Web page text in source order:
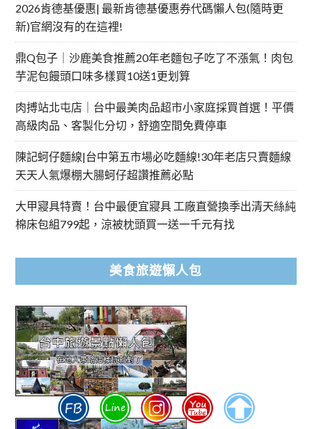
2026肯德基優惠| 最新肯德基優惠券代碼懶人包(隨時更
新)官網沒有的在這裡!
鼎Q包子｜沙鹿美食推薦20年老麵包子吃了不漲氣！肉包
芋泥包饅頭口味多樣買10送1更划算
肉搏站北屯店｜台中最美肉品超市小家庭採買首選！平價
高級肉品、客製化分切，舒適空間免費停車
陳記蚵仔麵線|台中第五市場必吃麵線!30年老店只賣麵線
天天人氣爆棚大腸蚵仔超讚推薦必點
大甲寢具特賣！台中最便宜寢具 工廠直營換季出清天絲純
棉床包組799起，涼被枕頭買一送一千元有找
美食旅遊懶人包